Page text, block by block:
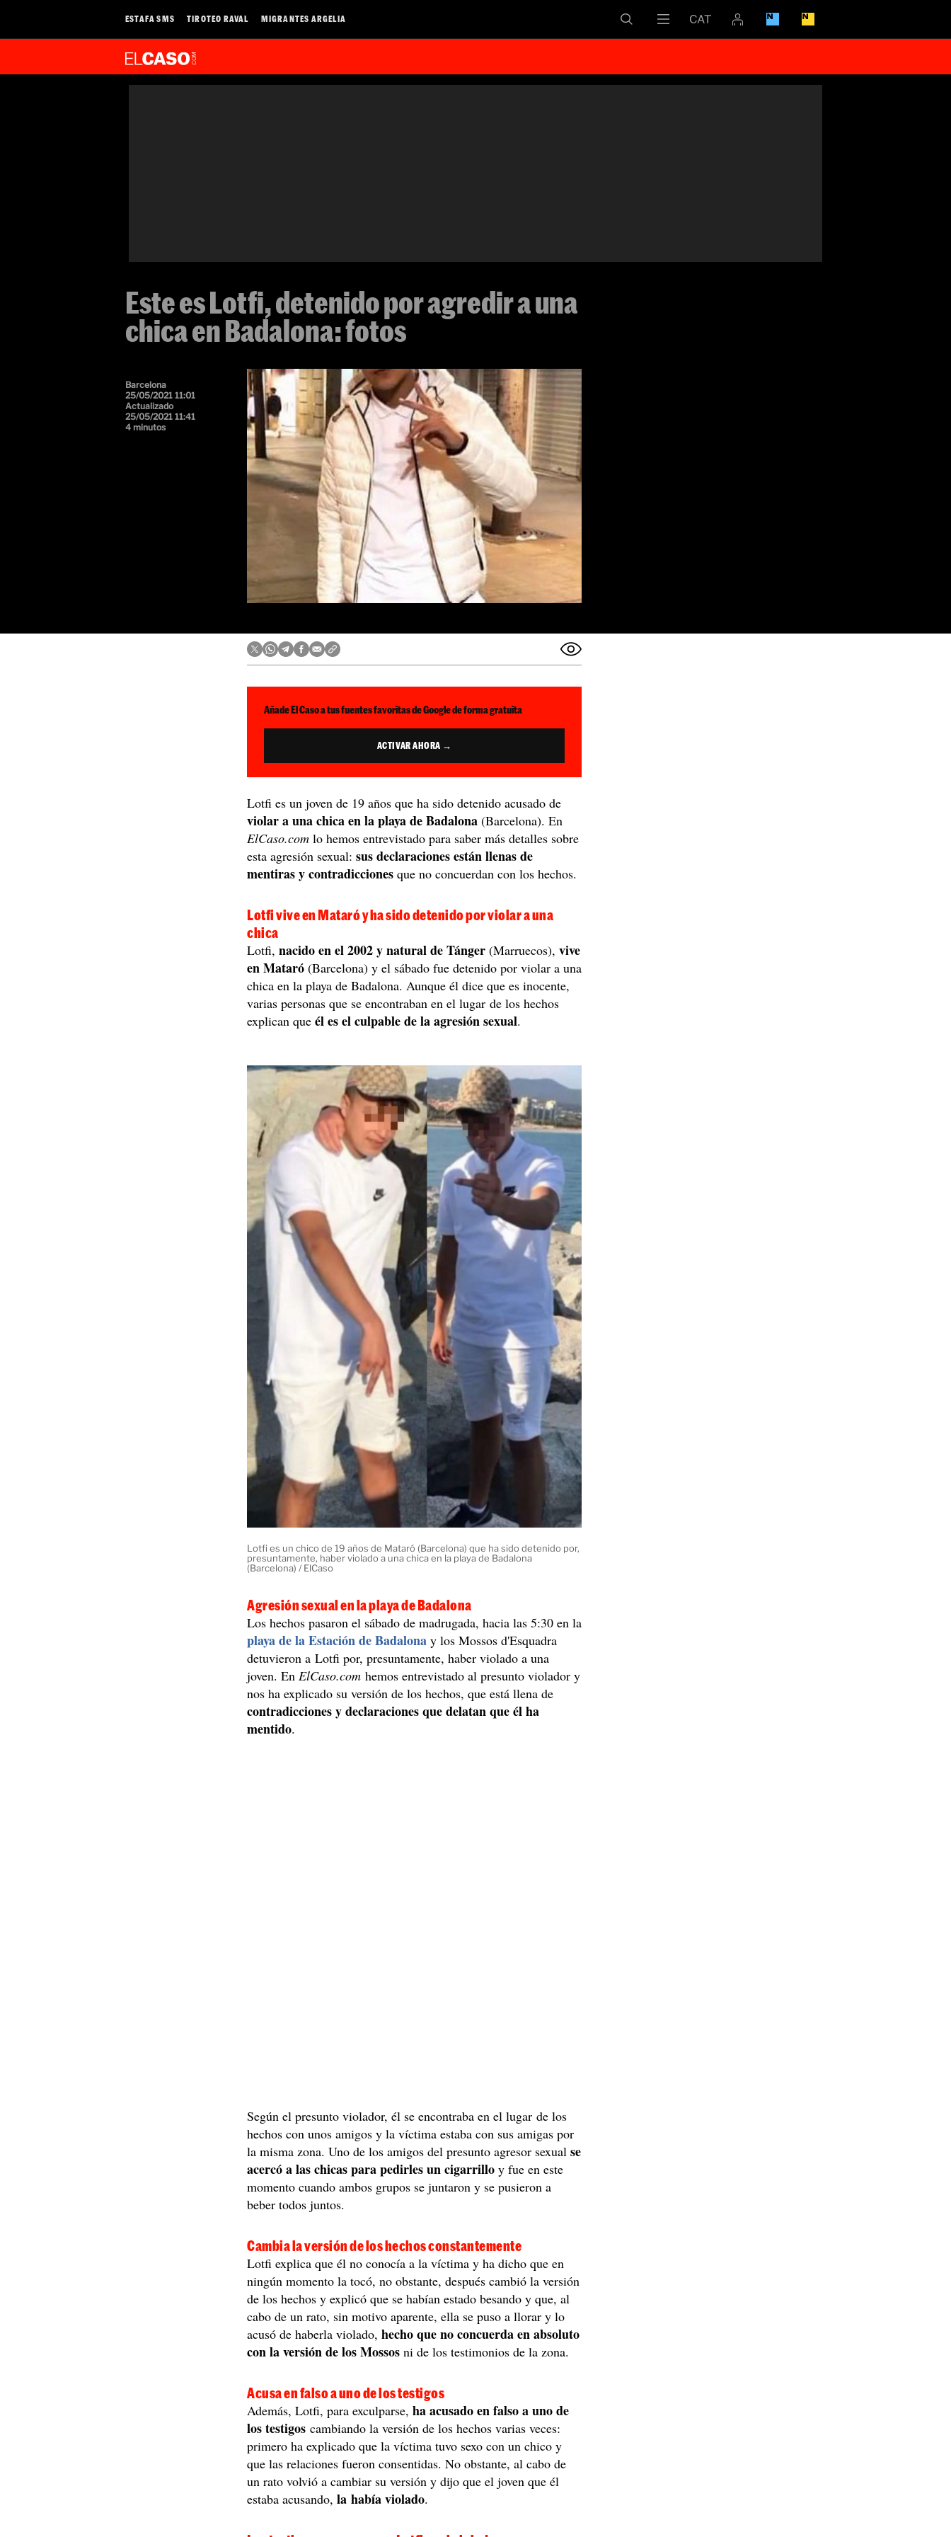
ESTAFA SMS TIROTEO RAVAL MIGRANTES ARGELIA
Este es Lotfi, detenido por agredir a una
chica en Badalona: fotos
Barcelona
25/05/2021 11:01
Actualizado
25/05/2021 11:41
4 minutos
Añade El Caso a tus fuentes favoritas de Google de forma gratuita
ACTIVAR AHORA →
Lotfi es un joven de 19 años que ha sido detenido acusado de
violar a una chica en la playa de Badalona (Barcelona). En
ElCaso.com lo hemos entrevistado para saber más detalles sobre
esta agresión sexual:sus declaraciones están llenas de
mentiras y contradicciones que no concuerdan con los hechos.
Lotfi vive en Mataró y ha sido detenido por violar a una
chica
Lotfi,nacido en el 2002 y natural de Tánger (Marruecos),vive
en Mataró (Barcelona) y el sábado fue detenido por violar a una
chica en la playa de Badalona. Aunque él dice que es inocente,
varias personas que se encontraban en el lugar de los hechos
explican queél es el culpable de la agresión sexual.
Lotfi es un chico de 19 años de Mataró (Barcelona) que ha sido detenido por,
presuntamente, haber violado a una chica en la playa de Badalona
(Barcelona) / ElCaso
Agresión sexual en la playa de Badalona
Los hechos pasaron el sábado de madrugada, hacia las 5:30 en la
playa de la Estación de Badalona y los Mossos d'Esquadra
detuvieron a Lotfi por, presuntamente, haber violado a una
joven. En ElCaso.comhemos entrevistado al presunto violador y
nos ha explicado su versión de los hechos, que está llena de
contradicciones y declaraciones que delatan que él ha
mentido.
Según el presunto violador, él se encontraba en el lugar de los
hechos con unos amigos y la víctima estaba con sus amigas por
la misma zona. Uno de los amigos del presunto agresor sexualse
acercó a las chicas para pedirles un cigarrillo y fue en este
momento cuando ambos grupos se juntaron y se pusieron a
beber todos juntos.
Cambia la versión de los hechos constantemente
Lotfi explica que él no conocía a la víctima y ha dicho que en
ningún momento la tocó, no obstante, después cambió la versión
de los hechos y explicó que se habían estado besando y que, al
cabo de un rato, sin motivo aparente, ella se puso a llorar y lo
acusó de haberla violado,hecho que no concuerda en absoluto
con la versión de los Mossos ni de los testimonios de la zona.
Acusa en falso a uno de los testigos
Además, Lotfi, para exculparse,ha acusado en falso a uno de
los testigoscambiando la versión de los hechos varias veces:
primero ha explicado que la víctima tuvo sexo con un chico y
que las relaciones fueron consentidas. No obstante, al cabo de
un rato volvió a cambiar su versión y dijo que el joven que él
estaba acusando,la había violado.